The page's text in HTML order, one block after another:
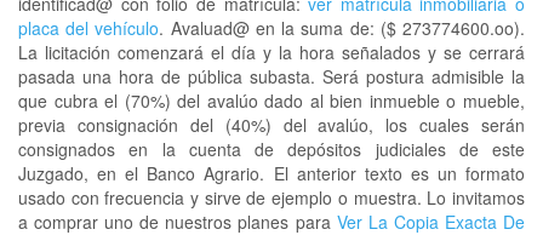
placa del vehículo. Avaluad@ en la suma de: ($ 273774600.oo).
La licitación comenzará el día y la hora señalados y se cerrará
pasada una hora de pública subasta. Será postura admisible la
que cubra el (70%) del avalúo dado al bien inmueble o mueble,
previa consignación del (40%) del avalúo, los cuales serán
consignados en la cuenta de depósitos judiciales de este
Juzgado, en el Banco Agrario. El anterior texto es un formato
usado con frecuencia y sirve de ejemplo o muestra. Lo invitamos
a comprar uno de nuestros planes para Ver La Copia Exacta De